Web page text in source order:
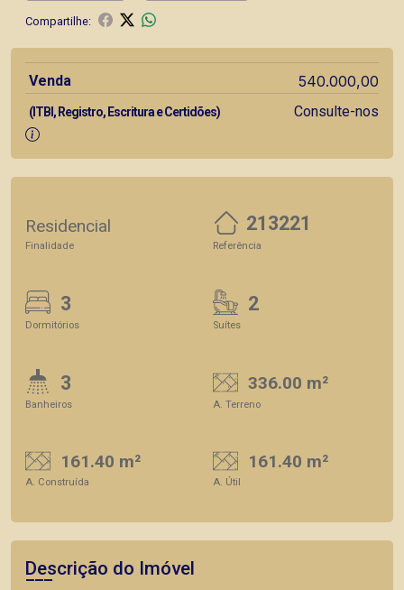
Compartilhe:
Venda 540.000,00
(ITBI, Registro, Escritura e Certidões) Consulte-nos
Residencial
Finalidade
213221
Referência
3
Dormitórios
2
Suítes
3
Banheiros
336.00 m²
A. Terreno
161.40 m²
A. Construída
161.40 m²
A. Útil
Descrição do Imóvel